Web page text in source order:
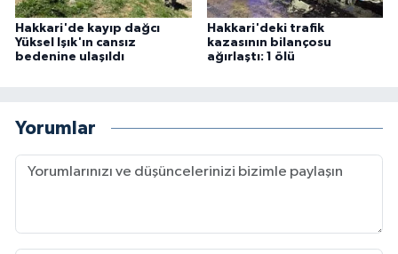
Hakkari'de kayıp dağcı
Yüksel Işık'ın cansız
bedenine ulaşıldı
Hakkari'deki trafik
kazasının bilançosu
ağırlaştı: 1 ölü
Yorumlar